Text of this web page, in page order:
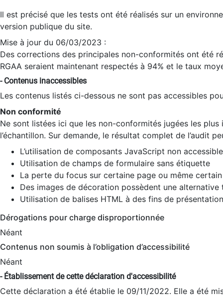
Il est précisé que les tests ont été réalisés sur un
version publique du site.
Mise à jour du 06/03/2023 :
Des corrections des principales non-conformités ont été
RGAA seraient maintenant respectés à 94% et le taux
- Contenus inaccessibles
Les contenus listés ci-dessous ne sont pas accessibles
Non conformité
Ne sont listées ici que les non-conformités jugées les
l’échantillon. Sur demande, le résultat complet de l’audit
L’utilisation de composants JavaScript non
Utilisation de champs de formulaire sans étiquette
La perte du focus sur certaine page ou même
Des images de décoration possèdent une alternative
Utilisation de balises HTML à des fins de
Dérogations pour charge disproportionnée
Néant
Contenus non soumis à l’obligation d’accessibilité
Néant
- Établissement de cette déclaration d'accessibilité
Cette déclaration a été établie le 09/11/2022. Elle a été